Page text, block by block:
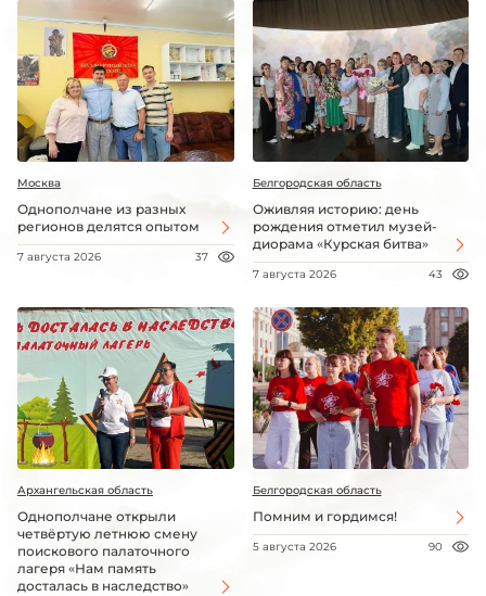
Москва
Однополчане из разных
регионов делятся опытом
7 августа 2026 37
Белгородская область
Оживляя историю: день
рождения отметил музей-
диорама «Курская битва»
7 августа 2026 43
Архангельская область
Однополчане открыли
четвёртую летнюю смену
поискового палаточного
лагеря «Нам память
досталась в наследство»
Белгородская область
Помним и гордимся!
5 августа 2026 90